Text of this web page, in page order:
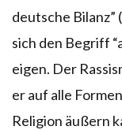
deutsche Bilanz”
sich den Begriff
eigen. Der
er auf alle
Religion äußern